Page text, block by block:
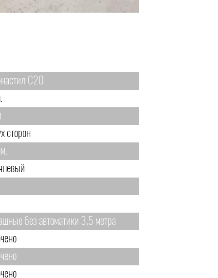
С20
сторон
без автоматики 3,5 метра